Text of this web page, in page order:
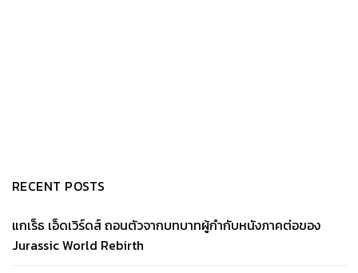
RECENT POSTS
แกเร็ธ เอ็ดเวิร์ดส์ ถอนตัวจากบทบาทผู้กำกับหนังภาคต่อของ
Jurassic World Rebirth